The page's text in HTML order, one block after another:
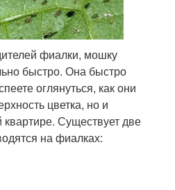
фиалки, мошку
быстро. Она быстро
оглянуться, как они
цветка, но и
квартире. Существует две
на фиалках: